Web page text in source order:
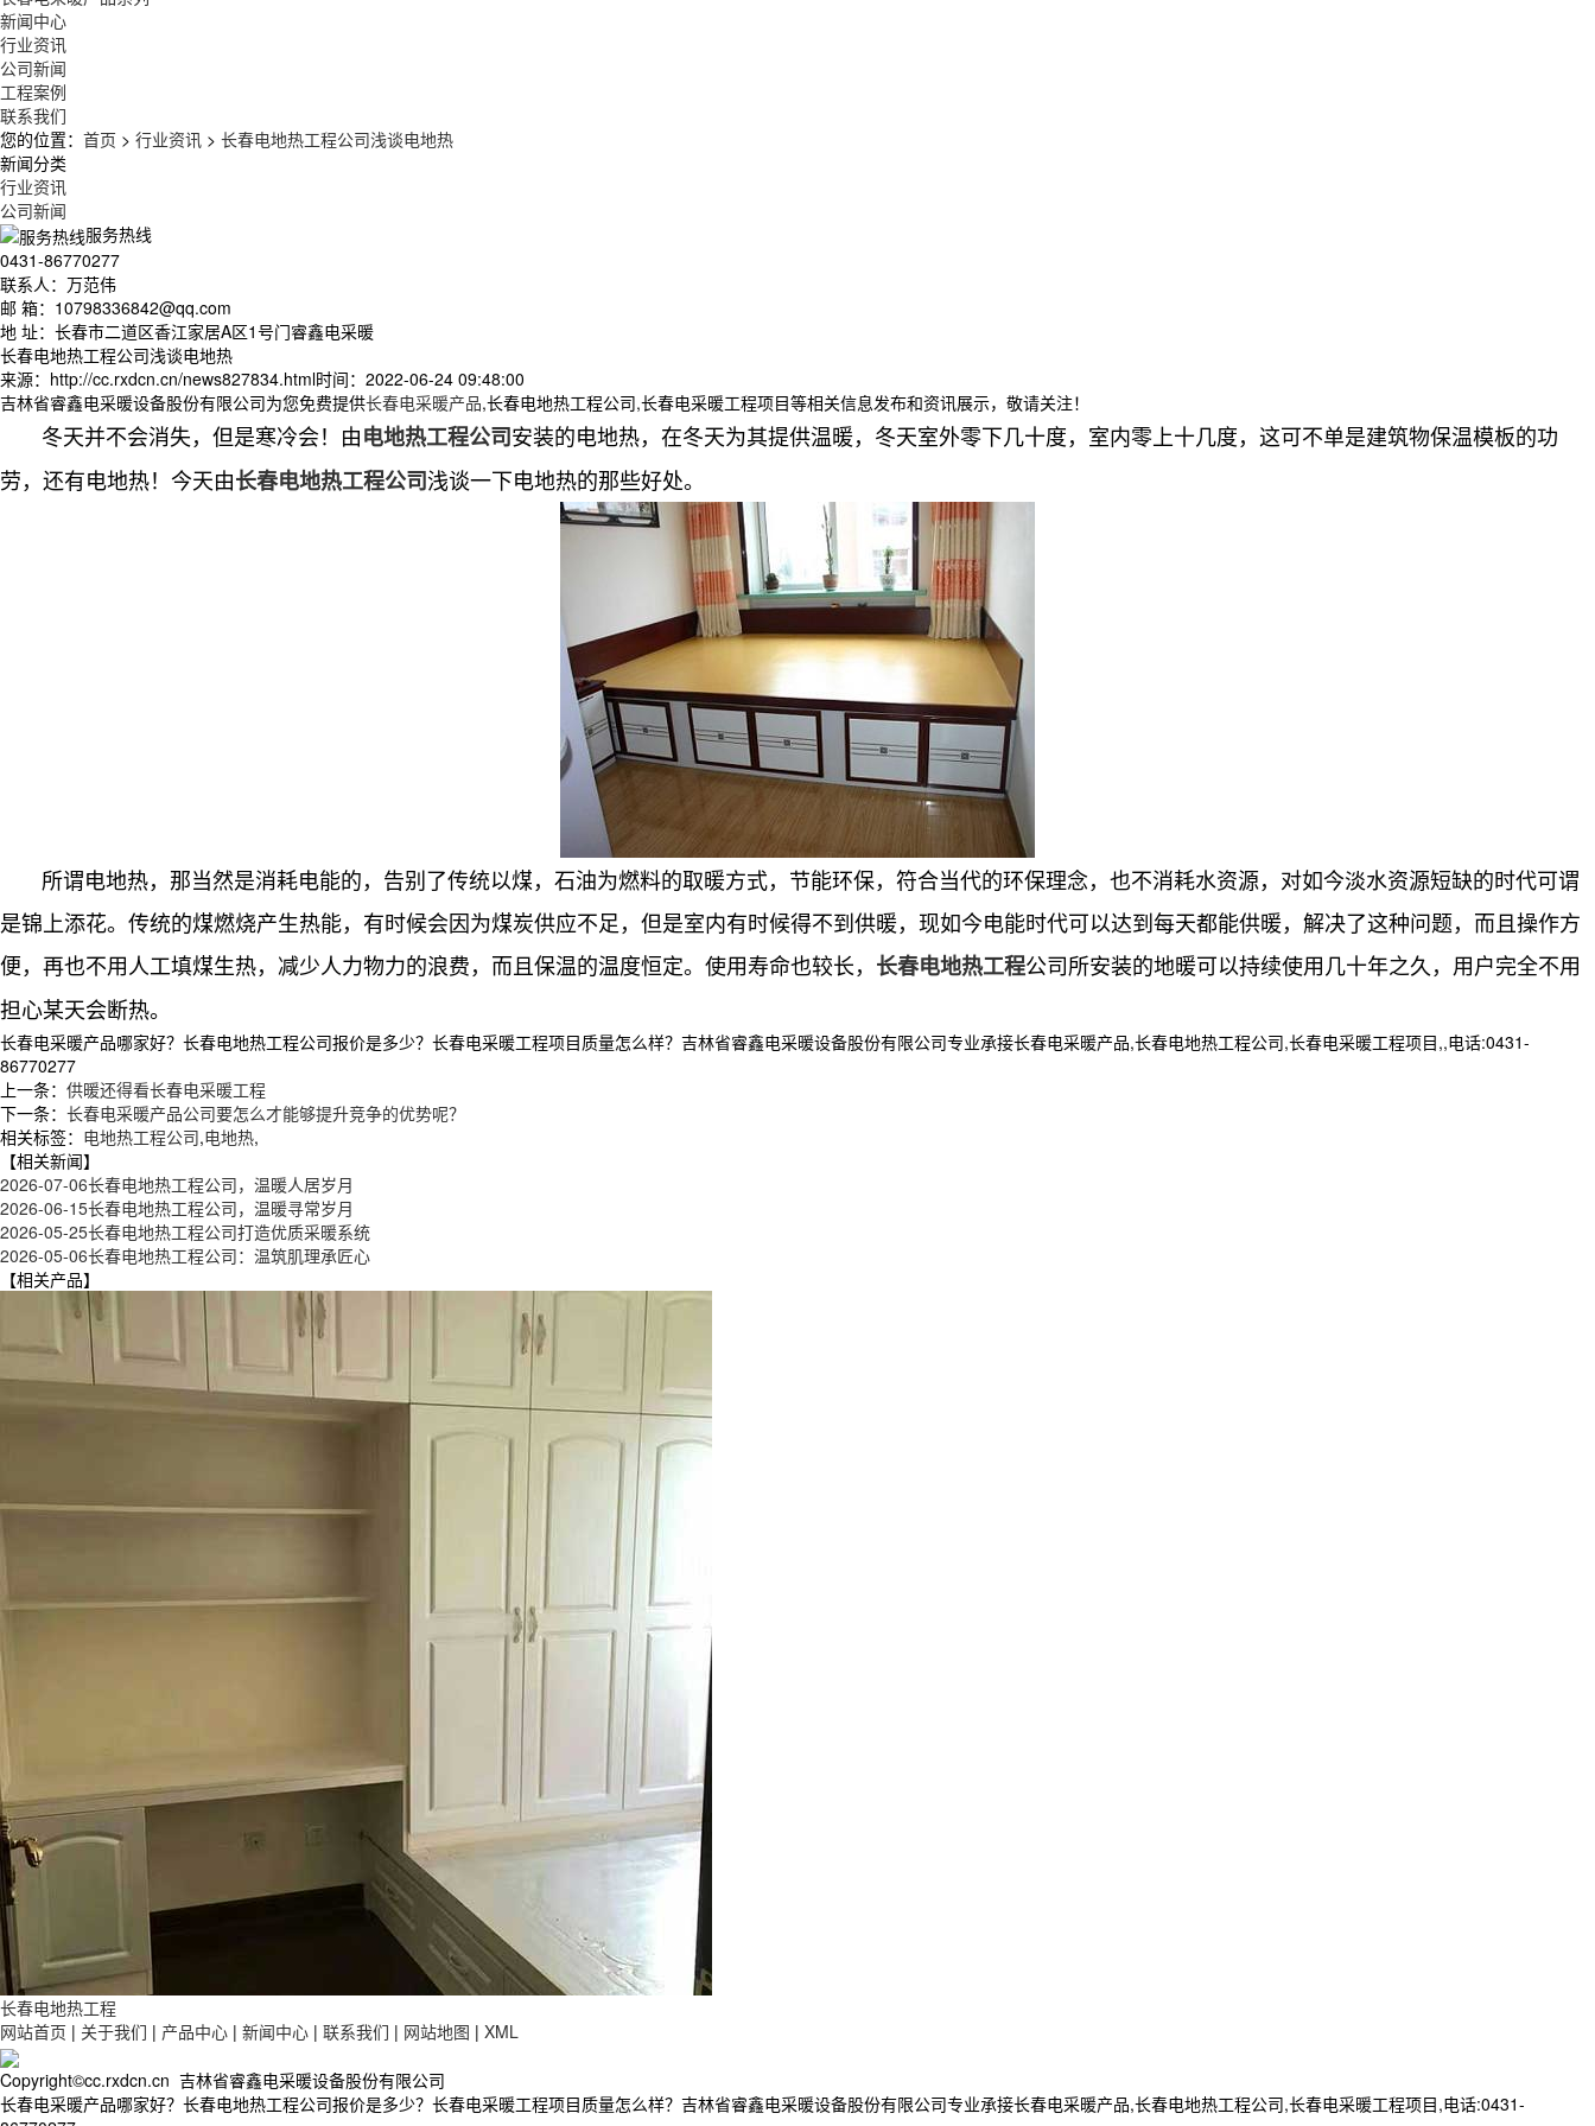
新闻中心
行业资讯
公司新闻
工程案例
联系我们
您的位置： 首页 > 行业资讯 > 长春电地热工程公司浅谈电地热
新闻分类
行业资讯
公司新闻
服务热线
0431-86770277
联系人：万范伟
邮 箱：10798336842@qq.com
地 址：长春市二道区香江家居A区1号门睿鑫电采暖
长春电地热工程公司浅谈电地热
来源：http://cc.rxdcn.cn/news827834.html时间：2022-06-24 09:48:00
吉林省睿鑫电采暖设备股份有限公司为您免费提供长春电采暖产品,长春电地热工程公司,长春电采暖工程项目等相关信息发布和资讯展示，敬请关注！
冬天并不会消失，但是寒冷会！由电地热工程公司安装的电地热，在冬天为其提供温暖，冬天室外零下几十度，室内零上十几度，这可不单是建筑物保温模板的功
劳，还有电地热！今天由长春电地热工程公司浅谈一下电地热的那些好处。
所谓电地热，那当然是消耗电能的，告别了传统以煤，石油为燃料的取暖方式，节能环保，符合当代的环保理念，也不消耗水资源，对如今淡水资源短缺的时代可谓
是锦上添花。传统的煤燃烧产生热能，有时候会因为煤炭供应不足，但是室内有时候得不到供暖，现如今电能时代可以达到每天都能供暖，解决了这种问题，而且操作方
便，再也不用人工填煤生热，减少人力物力的浪费，而且保温的温度恒定。使用寿命也较长， 长春电地热工程公司所安装的地暖可以持续使用几十年之久，用户完全不用
担心某天会断热。
长春电采暖产品哪家好？长春电地热工程公司报价是多少？长春电采暖工程项目质量怎么样？吉林省睿鑫电采暖设备股份有限公司专业承接长春电采暖产品,长春电地热工程公司,长春电采暖工程项目,,电话:0431-
86770277
上一条： 供暖还得看长春电采暖工程
下一条： 长春电采暖产品公司要怎么才能够提升竞争的优势呢？
相关标签： 电地热工程公司,电地热,
【相关新闻】
2026-07-06长春电地热工程公司，温暖人居岁月
2026-06-15长春电地热工程公司，温暖寻常岁月
2026-05-25长春电地热工程公司打造优质采暖系统
2026-05-06长春电地热工程公司：温筑肌理承匠心
【相关产品】
长春电地热工程
网站首页 | 关于我们 | 产品中心 | 新闻中心 | 联系我们 | 网站地图 | XML
Copyright©cc.rxdcn.cn 吉林省睿鑫电采暖设备股份有限公司
长春电采暖产品哪家好？长春电地热工程公司报价是多少？长春电采暖工程项目质量怎么样？吉林省睿鑫电采暖设备股份有限公司专业承接长春电采暖产品,长春电地热工程公司,长春电采暖工程项目,电话:0431-